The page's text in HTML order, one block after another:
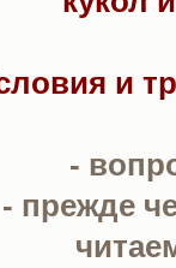
и
-
- прежде